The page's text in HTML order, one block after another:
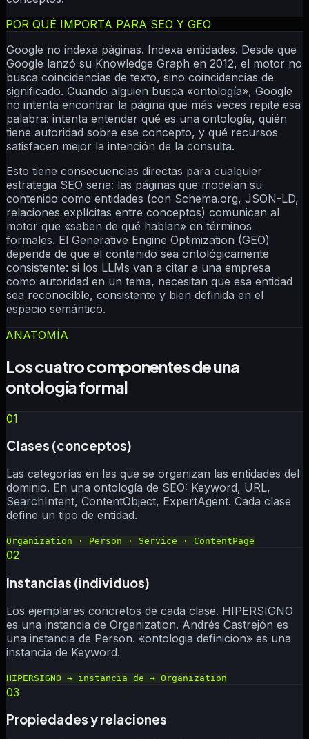
POR QUÉ IMPORTA PARA SEO Y GEO
Google no indexa páginas. Indexa entidades. Desde que
Google lanzó su Knowledge Graph en 2012, el motor no
busca coincidencias de texto, sino coincidencias de
significado. Cuando alguien busca «ontología», Google
no intenta encontrar la página que más veces repite esa
palabra: intenta entender qué es una ontología, quién
tiene autoridad sobre ese concepto, y qué recursos
satisfacen mejor la intención de la consulta.
Esto tiene consecuencias directas para cualquier
estrategia SEO seria: las páginas que modelan su
contenido como entidades (con Schema.org, JSON-LD,
relaciones explícitas entre conceptos) comunican al
motor que «saben de qué hablan» en términos
formales. El Generative Engine Optimization (GEO)
depende de que el contenido sea ontológicamente
consistente: si los LLMs van a citar a una empresa
como autoridad en un tema, necesitan que esa entidad
sea reconocible, consistente y bien definida en el
espacio semántico.
ANATOMÍA
Los cuatro componentes de una
ontología formal
01
Clases (conceptos)
Las categorías en las que se organizan las entidades del
dominio. En una ontología de SEO: Keyword, URL,
SearchIntent, ContentObject, ExpertAgent. Cada clase
define un tipo de entidad.
Organization · Person · Service · ContentPage
02
Instancias (individuos)
Los ejemplares concretos de cada clase. HIPERSIGNO
es una instancia de Organization. Andrés Castrejón es
una instancia de Person. «ontologia definicion» es una
instancia de Keyword.
HIPERSIGNO → instancia de → Organization
03
Propiedades y relaciones